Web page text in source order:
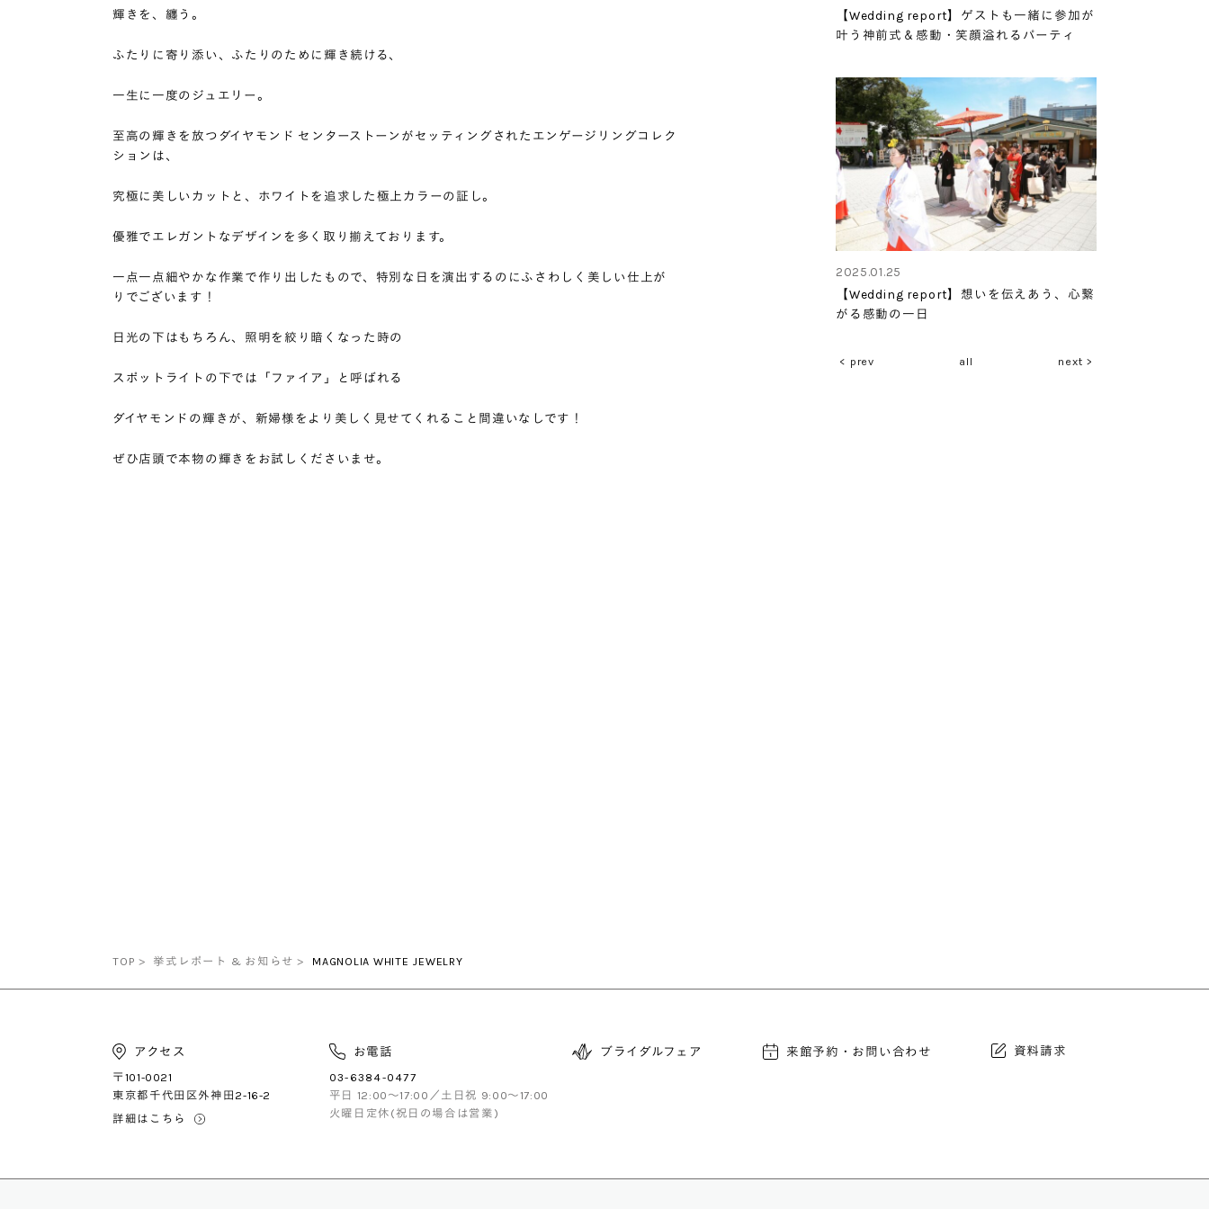
輝きを、纏う。
ふたりに寄り添い、ふたりのために輝き続ける、
一生に一度のジュエリー。
至高の輝きを放つダイヤモンド センターストーンがセッティングされたエンゲージリングコレク
ションは、
究極に美しいカットと、ホワイトを追求した極上カラーの証し。
優雅でエレガントなデザインを多く取り揃えております。
一点一点細やかな作業で作り出したもので、特別な日を演出するのにふさわしく美しい仕上が
りでございます！
日光の下はもちろん、照明を絞り暗くなった時の
スポットライトの下では「ファイア」と呼ばれる
ダイヤモンドの輝きが、新婦様をより美しく見せてくれること間違いなしです！
ぜひ店頭で本物の輝きをお試しくださいませ。
【Wedding report】ゲストも一緒に参加が
叶う神前式＆感動・笑顔溢れるパーティ
2025.01.25
【Wedding report】想いを伝えあう、心繋
がる感動の一日
< prev all next >
TOP 挙式レポート & お知らせ MAGNOLIA WHITE JEWELRY
アクセス
〒101-0021
東京都千代田区外神田2-16-2
詳細はこちら
お電話
03-6384-0477
平日 12:00〜17:00／土日祝 9:00〜17:00
火曜日定休(祝日の場合は営業)
ブライダルフェア 来館予約・お問い合わせ 資料請求